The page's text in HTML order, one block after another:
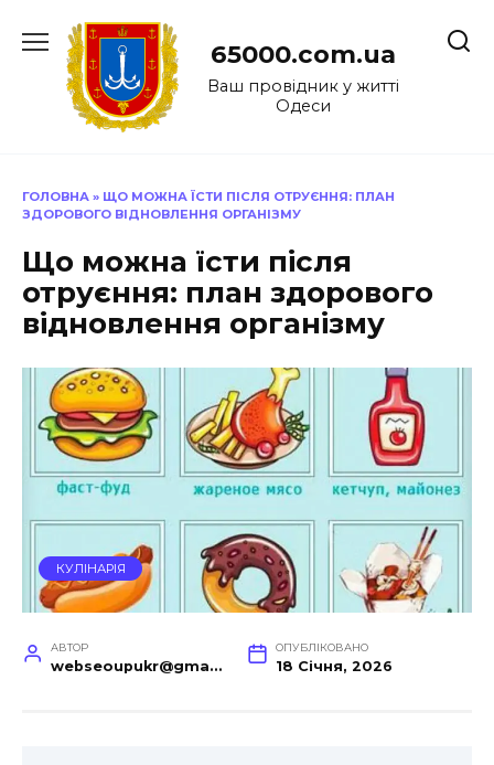
до
65000.com.ua
Ваш провідник у житті
Одеси
ГОЛОВНА » ЩО МОЖНА ЇСТИ ПІСЛЯ ОТРУЄННЯ: ПЛАН
ЗДОРОВОГО ВІДНОВЛЕННЯ ОРГАНІЗМУ
Що можна їсти після
отруєння: план здорового
відновлення організму
КУЛІНАРІЯ
АВТОР
webseoupukr@gmail.com
ОПУБЛІКОВАНО
18 Січня, 2026